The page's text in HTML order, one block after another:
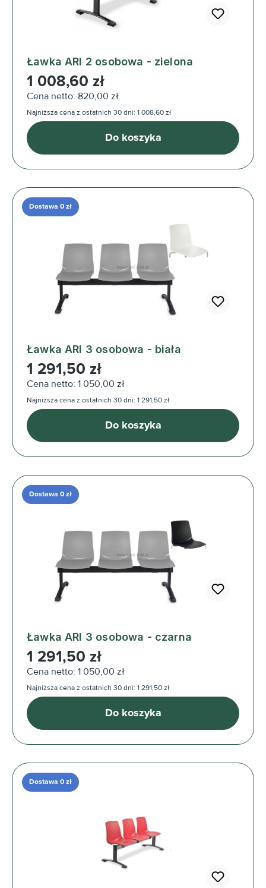
Ławka ARI 2 osobowa - zielona
Cena regularna:
1 008,60 zł
Cena netto: 820,00 zł
Najniższa cena z ostatnich 30 dni: 1 008,60 zł
Do koszyka
Ławka ARI 3 osobowa - biała
Dostawa 0 zł
Cena regularna:
1 291,50 zł
Cena netto: 1 050,00 zł
Najniższa cena z ostatnich 30 dni: 1 291,50 zł
Do koszyka
Ławka ARI 3 osobowa - czarna
Dostawa 0 zł
Cena regularna:
1 291,50 zł
Cena netto: 1 050,00 zł
Najniższa cena z ostatnich 30 dni: 1 291,50 zł
Do koszyka
Dostawa 0 zł